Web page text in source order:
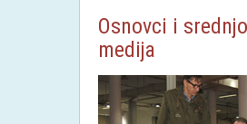
Osnovci i
medija